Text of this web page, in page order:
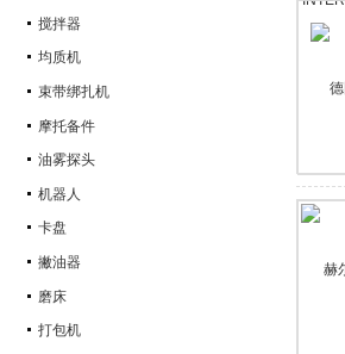
搅拌器
均质机
束带绑扎机
摩托备件
油雾探头
机器人
卡盘
撇油器
磨床
打包机